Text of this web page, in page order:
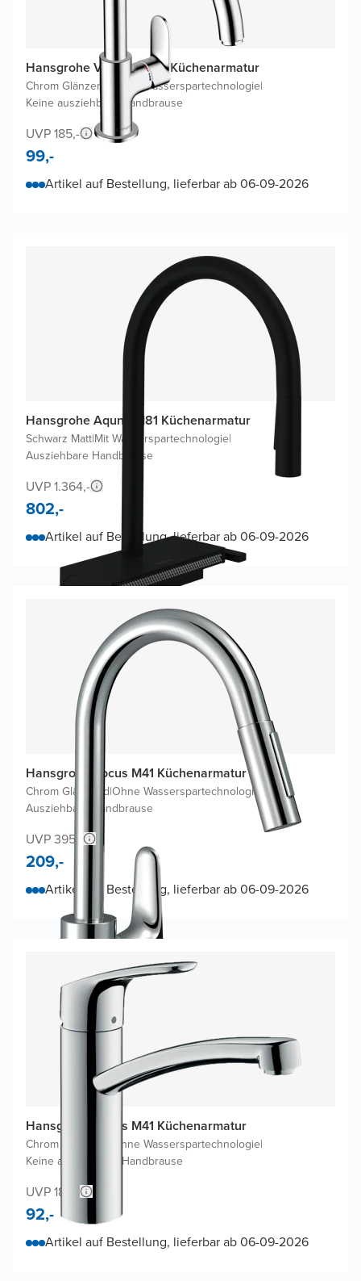
Hansgrohe Vernis Blend Küchenarmatur
Chrom Glänzend Ohne Wasserspartechnologie|
Keine ausziehbare Handbrause
UVP 185,-
99,-
Artikel auf Bestellung, lieferbar ab 06-09-2026
Hansgrohe Aquno M81 Küchenarmatur
Schwarz Matt|Mit Wasserspartechnologie|
Ausziehbare Handbrause
UVP 1.364,-
802,-
Artikel auf Bestellung, lieferbar ab 06-09-2026
Hansgrohe Focus M41 Küchenarmatur
Chrom Glänzend|Ohne Wasserspartechnologie
Ausziehbare Handbrause
UVP 395,-
209,-
Artikel auf Bestellung, lieferbar ab 06-09-2026
Hansgrohe Focus M41 Küchenarmatur
Chrom Glänzend Ohne Wasserspartechnologie|
Keine ausziehbare Handbrause
UVP 184,-
92,-
Artikel auf Bestellung, lieferbar ab 06-09-2026